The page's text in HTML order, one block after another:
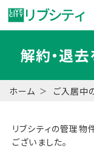
解約・退
ホーム ご入居中
リブシティの管理物
ございました。